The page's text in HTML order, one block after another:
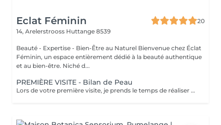
Eclat Féminin
20
14, Arelerstrooss Huttange 8539
Beauté - Expertise - Bien-Être au Naturel Bienvenue chez Éclat
Féminin, un espace entièrement dédié à la beauté authentique
et au bien-être. Niché d...
PREMIÈRE VISITE - Bilan de Peau
Lors de votre première visite, je prends le temps de réaliser pour vous un bilan de peau complet accompagné d'un questionnaire personnalisé, afin de comprendre votre type et l'état de votre peau. Cette étape me permet de vous offrir des soins sur mesure et des recommandations personnalisées, pour révéler toute la beauté et l'éclat naturel de votre peau. Découvrez l'ensemble de mes rituels et prestations exclusives sur: www.eclat-feminin.lu - SCROLLER VERS LE HAUT - DESCRIPTION -